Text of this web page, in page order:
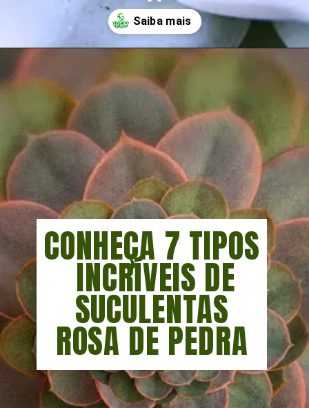
CONHEÇA 7 TIPOS
INCRÍVEIS DE
SUCULENTAS
ROSA DE PEDRA